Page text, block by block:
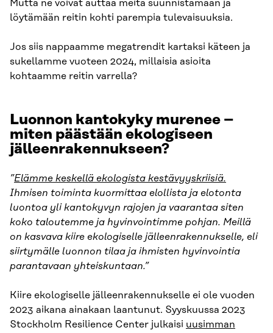
Mutta ne voivat auttaa meitä suunnistamaan ja
löytämään reitin kohti parempia tulevaisuuksia.
Jos siis nappaamme megatrendit kartaksi käteen ja
sukellamme vuoteen 2024, millaisia asioita
kohtaamme reitin varrella?
Luonnon kantokyky murenee –
miten päästään ekologiseen
jälleenrakennukseen?
”Elämme keskellä ekologista kestävyyskriisiä.
Ihmisen toiminta kuormittaa elollista ja elotonta
luontoa yli kantokyvyn rajojen ja vaarantaa siten
koko taloutemme ja hyvinvointimme pohjan. Meillä
on kasvava kiire ekologiselle jälleenrakennukselle, eli
siirtymälle luonnon tilaa ja ihmisten hyvinvointia
parantavaan yhteiskuntaan.”
Kiire ekologiselle jälleenrakennukselle ei ole vuoden
2023 aikana ainakaan laantunut. Syyskuussa 2023
Stockholm Resilience Center julkaisi uusimman